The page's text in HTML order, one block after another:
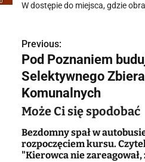
W dostępie do miejsca, gdzie
N
a
w
i
g
Previous:
Pod Poznaniem
Selektywnego
Komunalnych
Może Ci się spodobać
Bezdomny spał w
rozpoczęciem kursu.
"Kierowca nie zareagował,